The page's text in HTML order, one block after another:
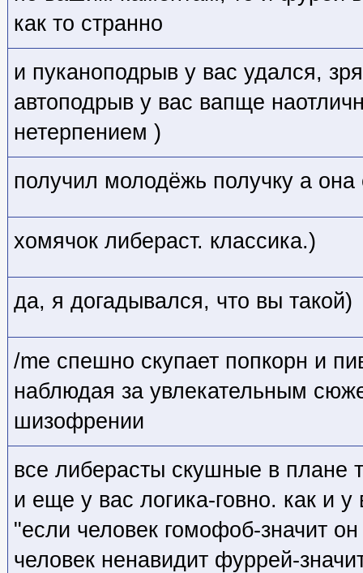
как то странно
и пуканоподрыв у вас удался,
автоподрыв у вас вапще
нетерпением )
получил молодёжь получку а она
хомячок либераст. классика.)
да, я догадывался, что вы такой)
/me спешно скупает попкорн и
наблюдая за увлекательным
шизофрении
все либерасты скушные в плане
и еще у вас логика-говно. как и у
"если человек гомофоб-значит
человек ненавидит фуррей-